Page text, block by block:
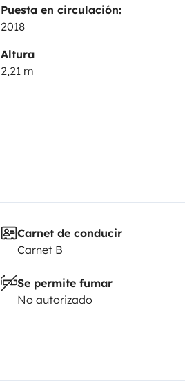
Puesta en circulación:
2018
Altura
2,21 m
Carnet de conducir
Carnet B
Se permite fumar
No autorizado